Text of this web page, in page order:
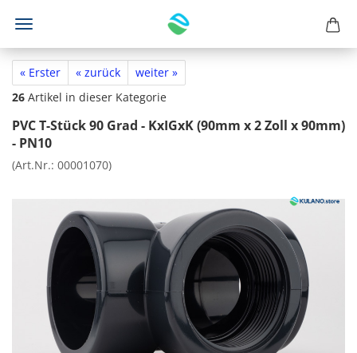
« Erster « zurück
weiter »
26 Artikel in dieser Kategorie
PVC T-Stück 90 Grad - KxIGxK (90mm x 2 Zoll x 90mm)
- PN10
(Art.Nr.: 00001070)